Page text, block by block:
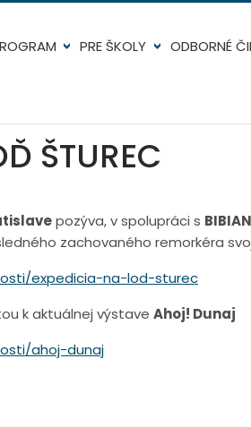
PRE ŠKOLY
ODBORNÉ
ŠTUREC
pozýva, v spolupráci s
zachovaného remorkéra
expedicia-na-lod-sturec
k aktuálnej výstave Ahoj! Dunaj
ahoj-dunaj